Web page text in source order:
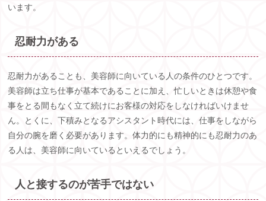
います。
忍耐力がある
忍耐力があることも、美容師に向いている人の条件のひとつです。
美容師は立ち仕事が基本であることに加え、忙しいときは休憩や食
事をとる間もなく立て続けにお客様の対応をしなければいけませ
ん。とくに、下積みとなるアシスタント時代には、仕事をしながら
自分の腕を磨く必要があります。体力的にも精神的にも忍耐力のあ
る人は、美容師に向いているといえるでしょう。
人と接するのが苦手ではない